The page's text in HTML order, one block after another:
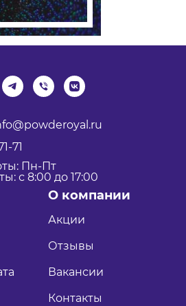
71
Пн-Пт
с 8:00 до 17:00
О компании
Акции
Отзывы
Вакансии
Контакты